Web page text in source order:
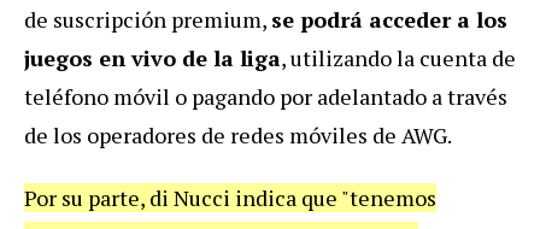
de suscripción premium, se podrá acceder a los
juegos en vivo de la liga, utilizando la cuenta de
teléfono móvil o pagando por adelantado a través
de los operadores de redes móviles de AWG.
Por su parte, di Nucci indica que "tenemos